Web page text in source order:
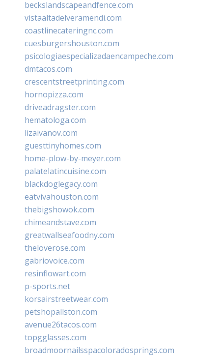
beckslandscapeandfence.com
vistaaltadelveramendi.com
coastlinecateringnc.com
cuesburgershouston.com
psicologiaespecializadaencampeche.com
dmtacos.com
crescentstreetprinting.com
hornopizza.com
driveadragster.com
hematologa.com
lizaivanov.com
guesttinyhomes.com
home-plow-by-meyer.com
palatelatincuisine.com
blackdoglegacy.com
eatvivahouston.com
thebigshowok.com
chimeandstave.com
greatwallseafoodny.com
theloverose.com
gabriovoice.com
resinflowart.com
p-sports.net
korsairstreetwear.com
petshopallston.com
avenue26tacos.com
topgglasses.com
broadmoornailsspacoloradosprings.com